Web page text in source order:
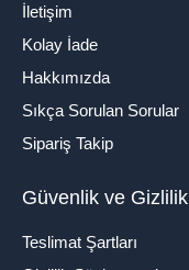
İletişim
Kolay İade
Hakkımızda
Sıkça Sorulan Sorular
Sipariş Takip
Güvenlik ve Gizlilik
Teslimat Şartları